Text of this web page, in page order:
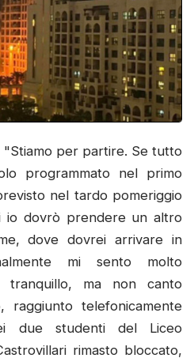
"Stiamo per partire. Se tutto
programmato nel primo
nel tardo pomeriggio
io dovrò prendere un altro
dove dovrei arrivare in
mi sento molto
ma non canto
raggiunto telefonicamente
due studenti del Liceo
rimasto bloccato,